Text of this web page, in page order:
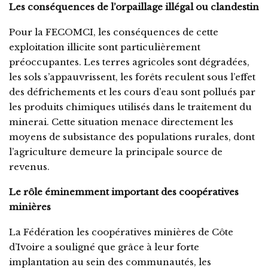
Les conséquences de l’orpaillage illégal ou clandestin
Pour la FECOMCI, les conséquences de cette
exploitation illicite sont particulièrement
préoccupantes. Les terres agricoles sont dégradées,
les sols s’appauvrissent, les forêts reculent sous l’effet
des défrichements et les cours d’eau sont pollués par
les produits chimiques utilisés dans le traitement du
minerai. Cette situation menace directement les
moyens de subsistance des populations rurales, dont
l’agriculture demeure la principale source de
revenus.
Le rôle éminemment important des coopératives
minières
La Fédération les coopératives minières de Côte
d’Ivoire a souligné que grâce à leur forte
implantation au sein des communautés, les